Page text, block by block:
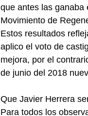
que antes las ganaba
Movimiento de
Estos resultados
aplico el voto de
mejora, por el
de junio del 2018
Que Javier Herrera
Para todos los